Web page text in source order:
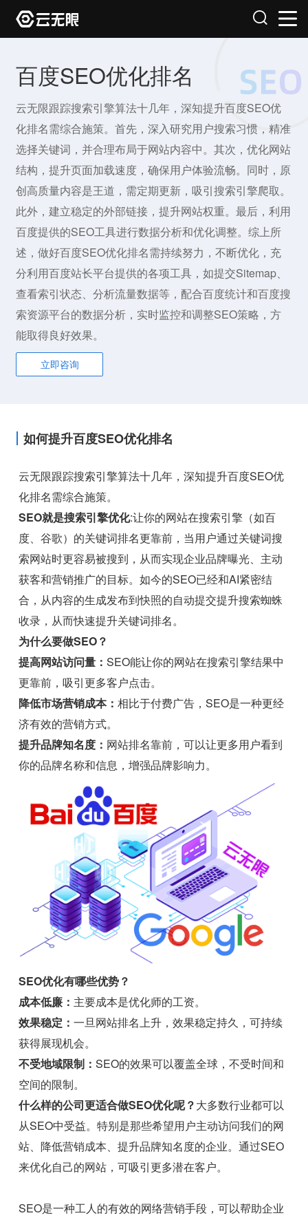
百度SEO优化排名
云无限跟踪搜索引擎算法十几年，深知提升百度SEO优
化排名需综合施策。首先，深入研究用户搜索习惯，精准
选择关键词，并合理布局于网站内容中。其次，优化网站
结构，提升页面加载速度，确保用户体验流畅。同时，原
创高质量内容是王道，需定期更新，吸引搜索引擎爬取。
此外，建立稳定的外部链接，提升网站权重。最后，利用
百度提供的SEO工具进行数据分析和优化调整。综上所
述，做好百度SEO优化排名需持续努力，不断优化，充
分利用百度站长平台提供的各项工具，如提交Sitemap、
查看索引状态、分析流量数据等，配合百度统计和百度搜
索资源平台的数据分析，实时监控和调整SEO策略，方
能取得良好效果。
立即咨询
如何提升百度SEO优化排名
云无限跟踪搜索引擎算法十几年，深知提升百度SEO优
化排名需综合施策。
SEO就是搜索引擎优化:让你的网站在搜索引擎（如百
度、谷歌）的关键词排名更靠前，当用户通过关键词搜
索网站时更容易被搜到，从而实现企业品牌曝光、主动
获客和营销推广的目标。如今的SEO已经和AI紧密结
合，从内容的生成发布到快照的自动提交提升搜索蜘蛛
收录，从而快速提升关键词排名。
为什么要做SEO？
提高网站访问量：SEO能让你的网站在搜索引擎结果中
更靠前，吸引更多客户点击。
降低市场营销成本：相比于付费广告，SEO是一种更经
济有效的营销方式。
提升品牌知名度： 网站排名靠前，可以让更多用户看到
你的品牌名称和信息，增强品牌影响力。
SEO优化有哪些优势？
成本低廉： 主要成本是优化师的工资。
效果稳定：一旦网站排名上升，效果稳定持久，可持续
获得展现机会。
不受地域限制：SEO的效果可以覆盖全球，不受时间和
空间的限制。
什么样的公司更适合做SEO优化呢？大多数行业都可以
从SEO中受益。特别是那些希望用户主动访问我们的网
站、降低营销成本、提升品牌知名度的企业。通过SEO
来优化自己的网站，可吸引更多潜在客户。
SEO是一种工人的有效的网络营销手段，可以帮助企业